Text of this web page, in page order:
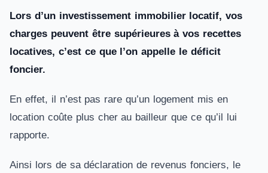
Lors d’un investissement immobilier locatif, vos
charges peuvent être supérieures à vos recettes
locatives, c’est ce que l’on appelle le déficit
foncier.
En effet, il n’est pas rare qu’un logement mis en
location coûte plus cher au bailleur que ce qu’il lui
rapporte.
Ainsi lors de sa déclaration de revenus fonciers, le